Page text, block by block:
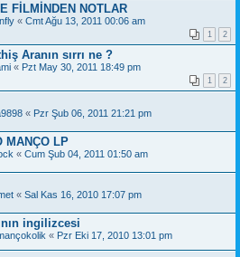
FİLMİNDEN NOTLAR
« Cmt Ağu 13, 2011 00:06 am
1 2
Aranın sırrı ne ?
« Pzt May 30, 2011 18:49 pm
1 2
« Pzr Şub 06, 2011 21:21 pm
MANÇO LP
« Cum Şub 04, 2011 01:50 am
« Sal Kas 16, 2010 17:07 pm
ingilizcesi
« Pzr Eki 17, 2010 13:01 pm